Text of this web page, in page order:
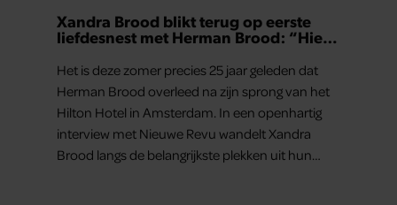
Xandra Brood blikt terug op eerste
liefdesnest met Herman Brood: “Hier
Het is deze zomer precies 25 jaar geleden dat
Herman Brood overleed na zijn sprong van het
Hilton Hotel in Amsterdam. In een openhartig
interview met Nieuwe Revu wandelt Xandra
Brood langs de belangrijkste plekken uit hun